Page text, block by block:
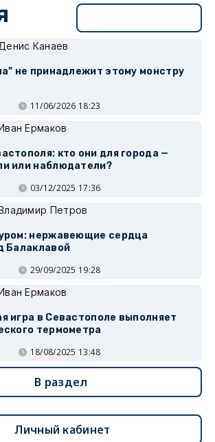
Денис Канаев
не принадлежит этому монстру
11/06/2026 18:23
Ермаков
кто они для города —
или наблюдатели?
03/12/2025 17:36
Петров
нержавеющие сердца
Балаклавой
29/09/2025 19:28
Ермаков
игра в Севастополе выполняет
термометра
18/08/2025 13:48
В раздел
Личный кабинет